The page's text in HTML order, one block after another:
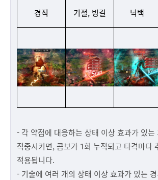
경직
기절, 빙결 넉백
- 각 약점에 대응하는 상태 이상 효과가 있는
적중시키면, 콤보가 1회 누적되고 타격마다
적용됩니다.
- 기술에 여러 개의 상태 이상 효과가 있는